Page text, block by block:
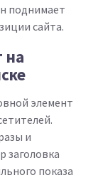
поднимает
сайта.
на
элемент
и
заголовка
показа